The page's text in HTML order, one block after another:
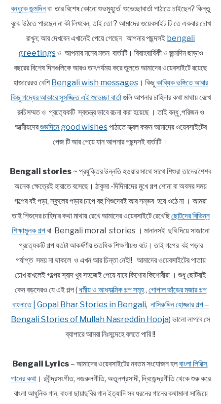
বন্ধুকে জন্মদিনবা তার বিশেষ কোনো শুভমুহূর্তে শুভেচ্ছাবার্তা পাঠাতে চাইছেন? কিন্তু
বুঝে উঠতে পারছেন না কী লিখবেন, তাই তো ? আমাদের ওয়েবসাইট টি তে একবার চোখ
রাখুন; আর দেখবেন এখানেই পেয়ে গেছেন আপনার পছন্দসই bengali
greetingsও আপনার মনের মতন বার্তাটি। বিবাহবার্ষিকী ও জন্মদিন ছাড়াও
বছরের বিশেষ দিনগুলিকে আরও তাৎপর্যময় করে তুলতে আমাদের ওয়েবসাইটে রয়েছে
হাজারেরও বেশিBengali wish messages। কিছুকাব্যিক ভঙ্গিতে আবার
কিছু গদ্যের আকারে সুসজ্জিত এই শুভেচ্ছা বার্তাগুলি আপনার চাহিদার কথা মাথায় রেখে
রুচিসম্মত ও প্রত্যেকটি স্বতন্ত্র ভাবে রচনা করা হয়েছে । তাই বন্ধু ,পরিজন ও
আত্মীয়দেরশুভদিনে good wishesপাঠাতে স্ক্রল করুন আমাদের ওয়েবসাইটের
পেজ টি আর পেয়ে যান আপনার পছন্দসই বার্তাটি ।
Bengali stories ~ প্রযুক্তির উন্নতি হওয়ার সাথে সাথে শিশুরা তাদের শৈশব
অনেক ক্ষেত্রেই হারাতে বসেছে। ঠাকুমা -দিদিমাদের মুখে গল্প শোনা বা অবসর সময়
গল্পের বই পড়া, স্কুলের পড়ার চাপে বহু শিশুদেরই আর সম্ভব হয়ে ওঠে না । আমরা
তাই শিশুদের চাহিদার কথা মাথায় রেখে আমাদের ওয়েবসাইটে রেখেছিছোটদের বিভিন্ন
শিক্ষামূলক গল্পবা Bengali moral stories । মানানসই ছবি দিয়ে সাজানো
প্রত্যেকটি গল্প যতটা আকর্ষণীয় ততধিক শিক্ষণীয়ও বটে। তাই গল্পের বই পড়ার
পর্যাপ্ত সময় না থাকলে ও এখন আর চিন্তা নেই!! আমাদের ওয়েবসাইটের পাতায়
চোখ রাখলেই গল্পের স্বাদ খুব সহজেই পেয়ে যাবে কিশোর কিশোরীরা । শুধু ছোটরাই
কেন বড়দেরও যে এই গল্প ( ধর্মীয় ও আধ্যাত্মিক গল্প সমূহ, গোপাল ভাঁড়ের মজার গল্প
বাংলাতে | Gopal Bhar Stories in Bengali, নাসিরুদ্দিন হোজ্জার গল্প –
Bengali Stories of Mullah Nasreddin Hooja) ভালো লাগবে সে
ব্যাপারে আমরা নিঃসন্দেহে বলতে পারি !!
Bengali Lyrics – আমাদের ওয়েবসাইটের নবতম সংযোজন হলবাংলা লিরিক্স,
গানের কথা। রবীন্দ্রসংগীত, নজরুলগীতি, অতুলপ্রসাদী, দ্বিজেন্দ্রগীতি থেকে শুরু করে
বাংলা আধুনিক গান, বাংলা ছায়াছবির গান ইত্যাদি সব ধরনের গানের কথামালা সাজিয়ে